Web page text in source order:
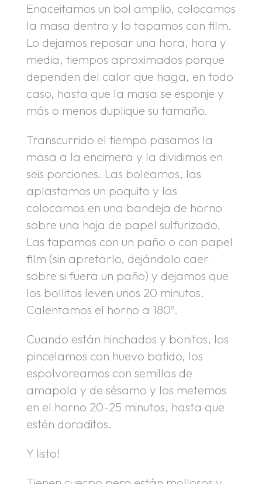
Enaceitamos un bol amplio, colocamos
la masa dentro y lo tapamos con film.
Lo dejamos reposar una hora, hora y
media, tiempos aproximados porque
dependen del calor que haga, en todo
caso, hasta que la masa se esponje y
más o menos duplique su tamaño.
Transcurrido el tiempo pasamos la
masa a la encimera y la dividimos en
seis porciones. Las boleamos, las
aplastamos un poquito y las
colocamos en una bandeja de horno
sobre una hoja de papel sulfurizado.
Las tapamos con un paño o con papel
film (sin apretarlo, dejándolo caer
sobre si fuera un paño) y dejamos que
los bollitos leven unos 20 minutos.
Calentamos el horno a 180º.
Cuando están hinchados y bonitos, los
pincelamos con huevo batido, los
espolvoreamos con semillas de
amapola y de sésamo y los metemos
en el horno 20-25 minutos, hasta que
estén doraditos.
Y listo!